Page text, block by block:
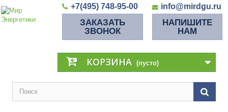
+7(495) 748-95-00 info@mirdgu.ru
ЗАКАЗАТЬ
ЗВОНОК
НАПИШИТЕ
НАМ
КОРЗИНА (пусто)